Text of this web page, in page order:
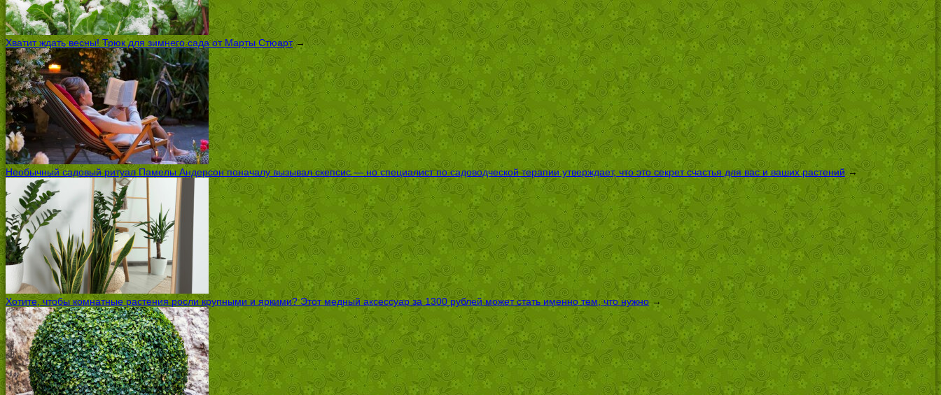
Хватит ждать весны! Трюк для зимнего сада от Марты Стюарт→
Необычный садовый ритуал Памелы Андерсон поначалу вызывал скепсис — но специалист по садоводческой терапии утверждает, что это секрет счастья для вас и ваших растений→
Хотите, чтобы комнатные растения росли крупными и яркими? Этот медный аксессуар за 1300 рублей может стать именно тем, что нужно→